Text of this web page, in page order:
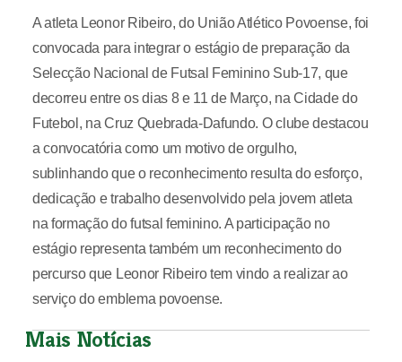
A atleta Leonor Ribeiro, do União Atlético Povoense, foi
convocada para integrar o estágio de preparação da
Selecção Nacional de Futsal Feminino Sub-17, que
decorreu entre os dias 8 e 11 de Março, na Cidade do
Futebol, na Cruz Quebrada-Dafundo. O clube destacou
a convocatória como um motivo de orgulho,
sublinhando que o reconhecimento resulta do esforço,
dedicação e trabalho desenvolvido pela jovem atleta
na formação do futsal feminino. A participação no
estágio representa também um reconhecimento do
percurso que Leonor Ribeiro tem vindo a realizar ao
serviço do emblema povoense.
Mais Notícias